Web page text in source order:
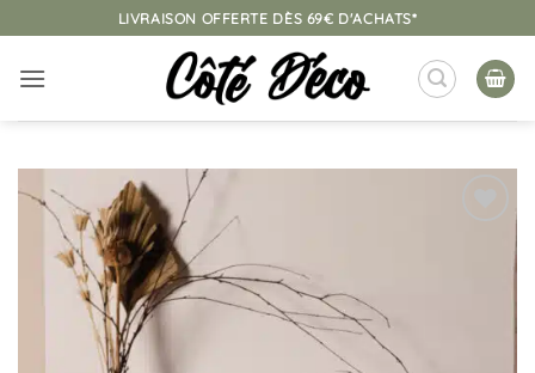
au
contenu
LIVRAISON OFFERTE DÈS 69€ D'ACHATS*